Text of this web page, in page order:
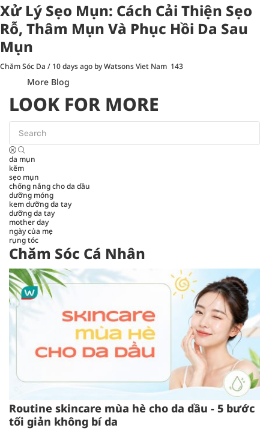
Xử Lý Sẹo Mụn: Cách Cải Thiện Sẹo
Rỗ, Thâm Mụn Và Phục Hồi Da Sau
Mụn
Chăm Sóc Da / 10 days ago by Watsons Viet Nam 143
More Blog
LOOK FOR MORE
da mụn
kẽm
sẹo mụn
chống nắng cho da dầu
dưỡng móng
kem dưỡng da tay
dưỡng da tay
mother day
ngày của mẹ
rụng tóc
Chăm Sóc Cá Nhân
Routine skincare mùa hè cho da dầu - 5 bước
tối giản không bí da